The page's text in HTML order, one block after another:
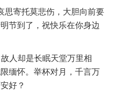
思寄托莫悲伤，大胆向前要
节到了，祝快乐在你身边
人却是长眠天堂万里相
缅怀。举杯对月，千言万
好？